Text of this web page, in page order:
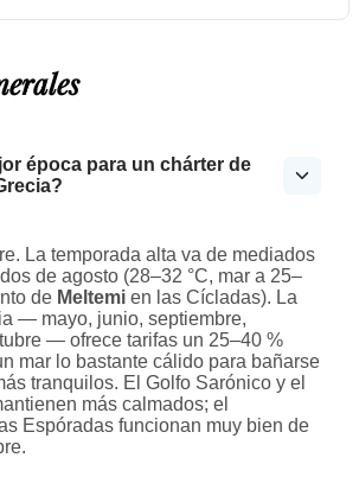
época para un chárter de
La temporada alta va de mediados
de agosto (28–32 °C, mar a 25–
de Meltemi en las Cícladas). La
— mayo, junio, septiembre,
— ofrece tarifas un 25–40 %
mar lo bastante cálido para bañarse
tranquilos. El Golfo Sarónico y el
más calmados; el
Espóradas funcionan muy bien de